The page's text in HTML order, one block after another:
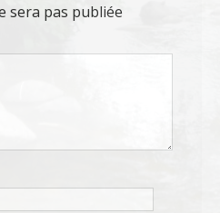
sera pas publiée